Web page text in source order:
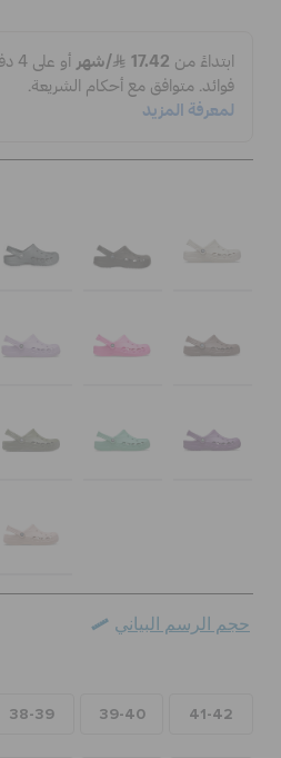
تسجيل الدخول / اشتراك
الطلبيات المرتجعة
38-39 39-40 41-42
حجم الرسم البياني